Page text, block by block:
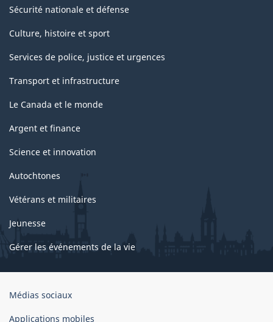
Sécurité nationale et défense
Culture, histoire et sport
Services de police, justice et urgences
Transport et infrastructure
Le Canada et le monde
Argent et finance
Science et innovation
Autochtones
Vétérans et militaires
Jeunesse
Gérer les événements de la vie
Organisation
gouvernement
Médias sociaux
Applications mobiles